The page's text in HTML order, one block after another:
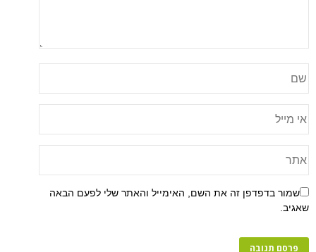
שמור בדפדפן זה את השם, האימייל והאתר שלי לפעם הבאה
שאגיב.